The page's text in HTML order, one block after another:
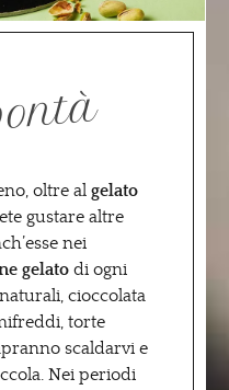
oltre al gelato
gustare altre
nei
gelato di ogni
cioccolata
torte
scaldarvi e
Nei periodi